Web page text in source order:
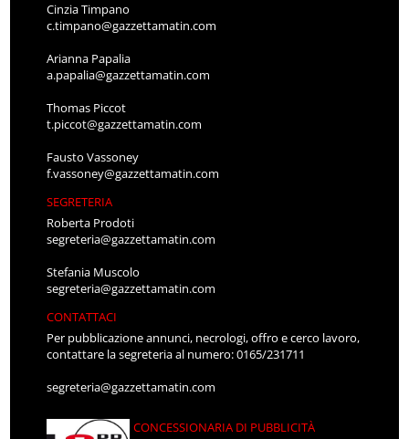
Cinzia Timpano
c.timpano@gazzettamatin.com
Arianna Papalia
a.papalia@gazzettamatin.com
Thomas Piccot
t.piccot@gazzettamatin.com
Fausto Vassoney
f.vassoney@gazzettamatin.com
SEGRETERIA
Roberta Prodoti
segreteria@gazzettamatin.com
Stefania Muscolo
segreteria@gazzettamatin.com
CONTATTACI
Per pubblicazione annunci, necrologi, offro e cerco lavoro,
contattare la segreteria al numero: 0165/231711
segreteria@gazzettamatin.com
CONCESSIONARIA DI PUBBLICITÀ